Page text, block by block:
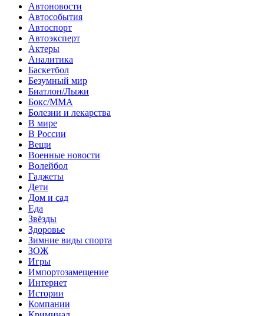
Автоновости
Автособытия
Автоспорт
Автоэксперт
Актеры
Аналитика
Баскетбол
Безумный мир
Биатлон/Лыжи
Бокс/MMA
Болезни и лекарства
В мире
В России
Вещи
Военные новости
Волейбол
Гаджеты
Дети
Дом и сад
Еда
Звёзды
Здоровье
Зимние виды спорта
ЗОЖ
Игры
Импортозамещение
Интернет
Истории
Компании